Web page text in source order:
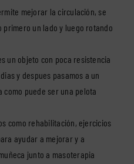
mejorar la circulación, se
primero un lado y luego rotando
un objeto con poca resistencia
y despues pasamos a un
como puede ser una pelota
como rehabilitación, ejercicios
ayudar a mejorar y a
junto a masoterapia